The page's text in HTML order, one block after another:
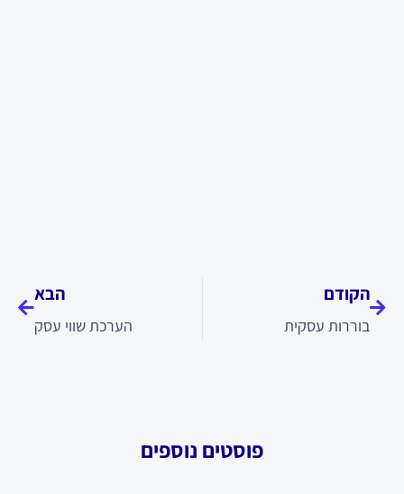
הקודם
בוררות עסקית
הבא
הערכת שווי עסק
פוסטים נוספים